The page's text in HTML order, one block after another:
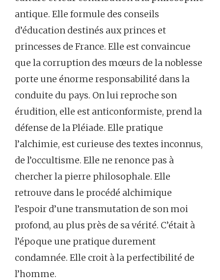
antique. Elle formule des conseils
d’éducation destinés aux princes et
princesses de France. Elle est convaincue
que la corruption des mœurs de la noblesse
porte une énorme responsabilité dans la
conduite du pays. On lui reproche son
érudition, elle est anticonformiste, prend la
défense de la Pléiade. Elle pratique
l’alchimie, est curieuse des textes inconnus,
de l’occultisme. Elle ne renonce pas à
chercher la pierre philosophale. Elle
retrouve dans le procédé alchimique
l’espoir d’une transmutation de son moi
profond, au plus près de sa vérité. C’était à
l’époque une pratique durement
condamnée. Elle croit à la perfectibilité de
l’homme.